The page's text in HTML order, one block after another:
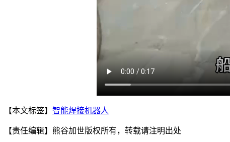
【本文标签】 智能焊接机器人
【责任编辑】 熊谷加世版权所有，转载请注明出处